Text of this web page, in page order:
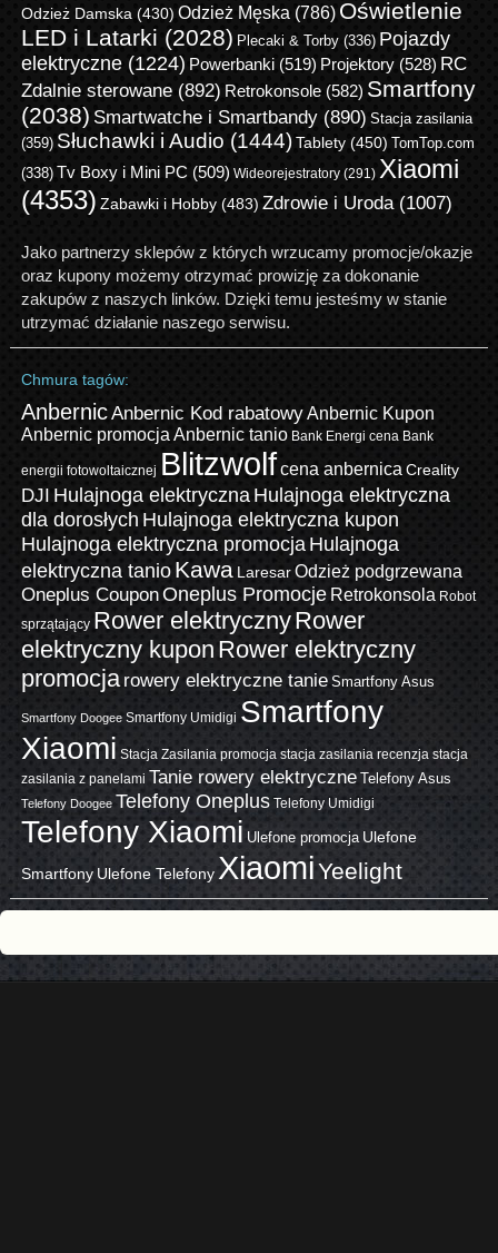
Odzież Damska (430) Odzież Męska (786) Oświetlenie
LED i Latarki (2028) Plecaki & Torby(336) Pojazdy
elektryczne(1224) Powerbanki(519) Projektory(528) RC
Zdalnie sterowane(892) Retrokonsole(582) Smartfony
(2038) Smartwatche i Smartbandy(890) Stacja zasilania
(359) Słuchawki i Audio (1444)Tablety(450) TomTop.com
(338) Tv Boxy i Mini PC(509) Wideorejestratory(291) Xiaomi
(4353) Zabawki i Hobby(483) Zdrowie i Uroda(1007)
Jako partnerzy sklepów z których wrzucamy promocje/okazje
oraz kupony możemy otrzymać prowizję za dokonanie
zakupów z naszych linków. Dzięki temu jesteśmy w stanie
utrzymać działanie naszego serwisu.
Chmura tagów:
AnbernicAnbernic Kod rabatowyAnbernic Kupon
Anbernic promocja Anbernic tanio Bank Energi cena Bank
energii fotowoltaicznej Blitzwolfcena anbernica Creality
DJI Hulajnoga elektrycznaHulajnoga elektryczna
dla dorosłych Hulajnoga elektryczna kupon
Hulajnoga elektryczna promocjaHulajnoga
elektryczna tanioKawa Laresar Odzież podgrzewana
Oneplus CouponOneplus Promocje Retrokonsola Robot
sprzątający Rower elektrycznyRower
elektryczny kupon Rower elektryczny
promocja rowery elektryczne tanie Smartfony Asus
Smartfony Doogee Smartfony Umidigi Smartfony
Xiaomi Stacja Zasilania promocja stacja zasilania recenzja stacja
zasilania z panelami Tanie rowery elektryczne Telefony Asus
Telefony Doogee Telefony Oneplus Telefony Umidigi
Telefony Xiaomi Ulefone promocja Ulefone
Smartfony Ulefone Telefony XiaomiYeelight